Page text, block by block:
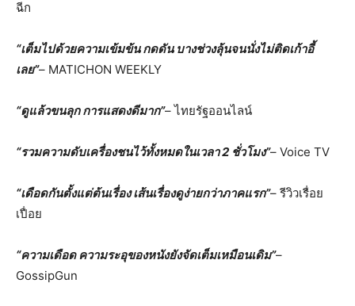
ฉีก
“เต็มไปด้วยความเข้มข้น กดดัน บางช่วงลุ้นจนนั่งไม่ติดเก้าอี้
เลย”– MATICHON WEEKLY
“ดูแล้วขนลุก การแสดงดีมาก”– ไทยรัฐออนไลน์
“รวมความดับเครื่องชนไว้ทั้งหมดในเวลา 2 ชั่วโมง”– Voice TV
“เดือดกันตั้งแต่ต้นเรื่อง เส้นเรื่องดูง่ายกว่าภาคแรก”– รีวิวเรื่อย
เปื่อย
“ความเดือด ความระอุของหนังยังจัดเต็มเหมือนเดิม”–
GossipGun